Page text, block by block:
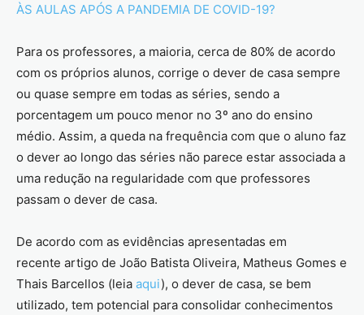
ÀS AULAS APÓS A PANDEMIA DE COVID-19?
Para os professores, a maioria, cerca de 80% de acordo
com os próprios alunos, corrige o dever de casa sempre
ou quase sempre em todas as séries, sendo a
porcentagem um pouco menor no 3º ano do ensino
médio. Assim, a queda na frequência com que o aluno faz
o dever ao longo das séries não parece estar associada a
uma redução na regularidade com que professores
passam o dever de casa.
De acordo com as evidências apresentadas em
recente artigo de João Batista Oliveira, Matheus Gomes e
Thais Barcellos (leia aqui), o dever de casa, se bem
utilizado, tem potencial para consolidar conhecimentos